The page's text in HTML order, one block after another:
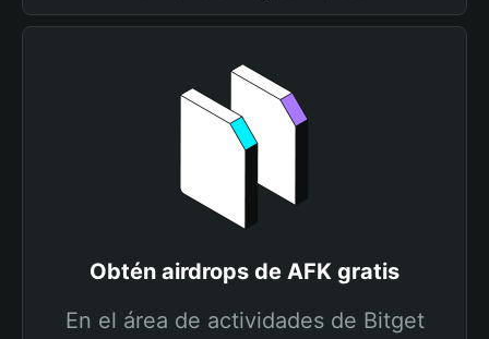
Obtén airdrops de AFK gratis
En el área de actividades de Bitget